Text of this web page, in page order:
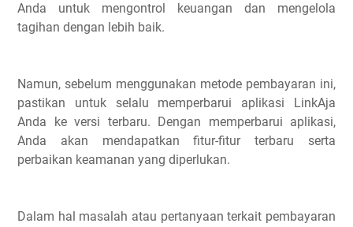
Anda untuk mengontrol keuangan dan mengelola
tagihan dengan lebih baik.
Namun, sebelum menggunakan metode pembayaran ini,
pastikan untuk selalu memperbarui aplikasi LinkAja
Anda ke versi terbaru. Dengan memperbarui aplikasi,
Anda akan mendapatkan fitur-fitur terbaru serta
perbaikan keamanan yang diperlukan.
Dalam hal masalah atau pertanyaan terkait pembayaran